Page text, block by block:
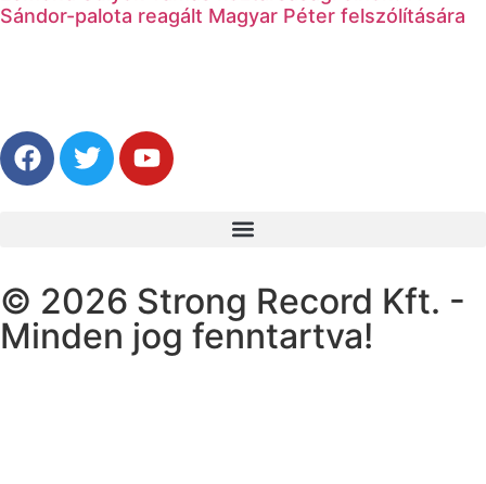
Sándor-palota reagált Magyar Péter felszólítására
© 2026 Strong Record Kft. -
Minden jog fenntartva!